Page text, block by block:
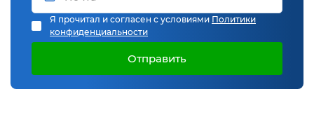
Я прочитал и согласен с условиями Политики
конфиденциальности
Отправить